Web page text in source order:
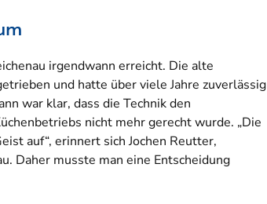
irgendwann erreicht. Die alte
und hatte über viele Jahre zuverlässig
war klar, dass die Technik den
nicht mehr gerecht wurde. „Die
auf“, erinnert sich Jochen Reutter,
Daher musste man eine Entscheidung